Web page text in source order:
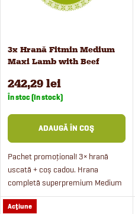
a
r
e
a
p
ă
p
r
o
d
u
3x Hrană Fitmin Medium
Maxi Lamb with Beef
242,29 lei
În stoc (In stock)
ADAUGĂ ÎN COŞ
Pachet promoțional! 3× hrană
uscată + coș cadou. Hrana
completă superpremium Medium
Maxi Puppy din gama Nutritional
Programme Lamb with Beef
Acţiune